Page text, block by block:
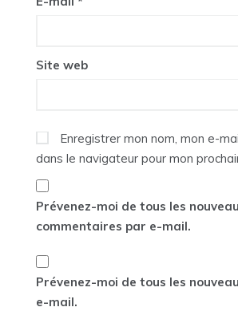
Site web
Enregistrer mon nom, mon e-
dans le navigateur pour mon
Prévenez-moi de tous les
commentaires par e-mail.
Prévenez-moi de tous les
e-mail.